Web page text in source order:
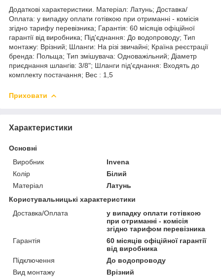
Додаткові характеристики. Матеріал: Латунь; Доставка/
Оплата: у випадку оплати готівкою при отриманні - комісія
згідно тарифу перевізника; Гарантія: 60 місяців офіційної
гарантії від виробника; Під'єднання: До водопроводу; Тип
монтажу: Врізний; Шланги: На різі звичайні; Країна реєстрації
бренда: Польща; Тип змішувача: Одноважільний; Діаметр
приєднання шлангів: 3/8"; Шланги під'єднання: Входять до
комплекту постачання; Вес : 1,5
Приховати
Характеристики
Основні
Виробник
Invena
Колір
Білий
Матеріал
Латунь
Користувальницькі характеристики
Доставка/Оплата
у випадку оплати готівкою
при отриманні - комісія
згідно тарифом перевізника
Гарантія
60 місяців офіційної гарантії
від виробника
Підключення
До водопроводу
Вид монтажу
Врізний